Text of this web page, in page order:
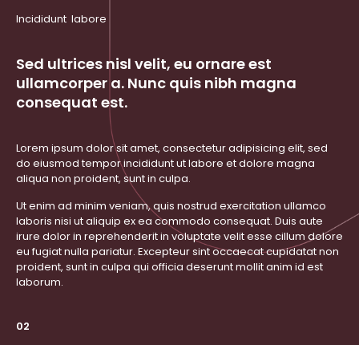
Incididunt labore
Sed ultrices nisl velit, eu ornare est
ullamcorper a. Nunc quis nibh magna
consequat est.
Lorem ipsum dolor sit amet, consectetur adipisicing elit, sed
do eiusmod tempor incididunt ut labore et dolore magna
aliqua non proident, sunt in culpa.
Ut enim ad minim veniam, quis nostrud exercitation ullamco
laboris nisi ut aliquip ex ea commodo consequat. Duis aute
irure dolor in reprehenderit in voluptate velit esse cillum dolore
eu fugiat nulla pariatur. Excepteur sint occaecat cupidatat non
proident, sunt in culpa qui officia deserunt mollit anim id est
laborum.
02